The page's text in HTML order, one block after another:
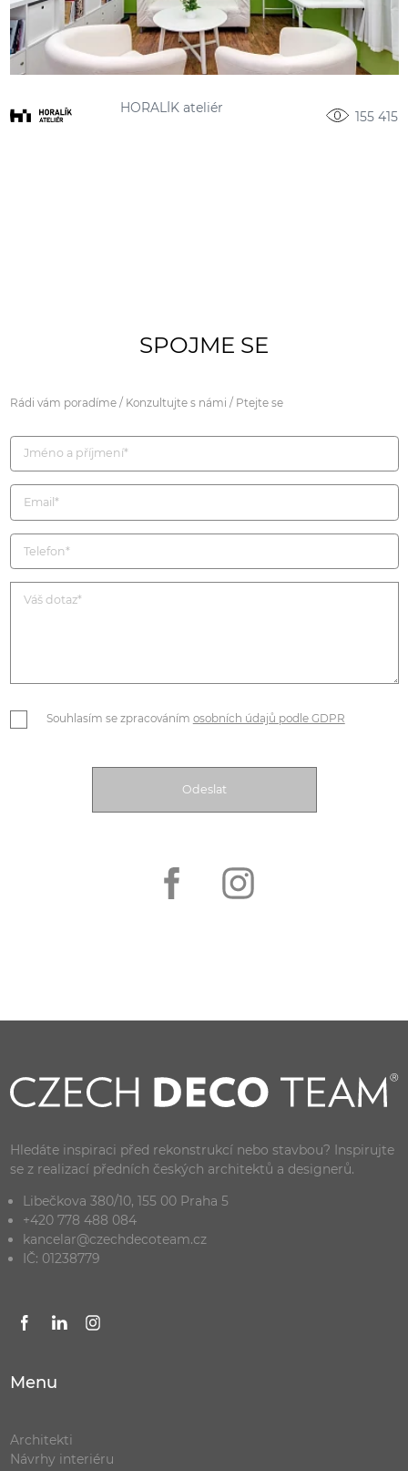
HORALÍK ateliér
155 415
SPOJME SE
Rádi vám poradíme / Konzultujte s námi / Ptejte se
Souhlasím se zpracováním osobních údajů podle GDPR
Hledáte inspiraci před rekonstrukcí nebo stavbou? Inspirujte
se z realizací předních českých architektů a designerů.
Libečkova 380/10, 155 00 Praha 5
+420 778 488 084
kancelar@czechdecoteam.cz
IČ: 01238779
Menu
Architekti
Návrhy interiéru